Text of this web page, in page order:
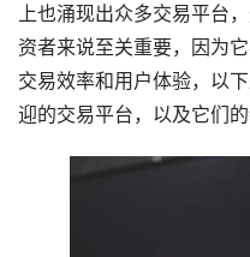
上也涌现出众多交易平台
资者来说至关重要，因为
交易效率和用户体验，以
迎的交易平台，以及它们